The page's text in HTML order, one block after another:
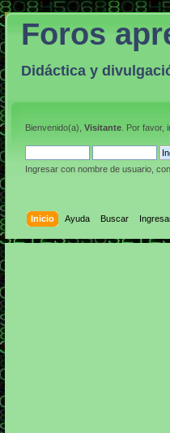
Foros
Didáctica y
Bienvenido(a), Visitante . Por favor,
Ingresar con nombre de usuario,
Inicio Ayuda Buscar